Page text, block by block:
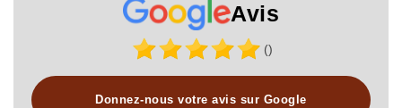
Avis
()
Donnez-nous votre avis sur Google